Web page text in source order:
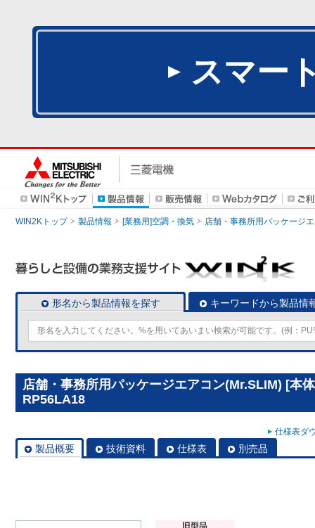
スマー
WIN2Kトップ 製品情報 [業務用]空調・換気 店舗・事務所用パッケージ
形名から製品情報を探す キーワードから製品情
店舗・事務所用パッケージエアコン(Mr.SLIM) [本
RP56LA18
仕様表ダ
製品概要 技術資料 仕様表 別売品